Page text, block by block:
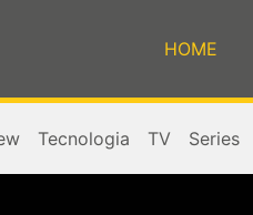
HOME
Tecnologia TV Series